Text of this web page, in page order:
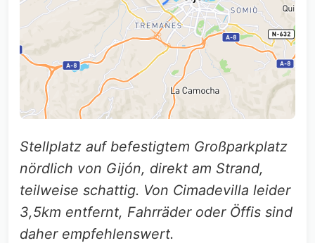
Stellplatz auf befestigtem Großparkplatz
nördlich von Gijón, direkt am Strand,
teilweise schattig. Von Cimadevilla leider
3,5km entfernt, Fahrräder oder Öffis sind
daher empfehlenswert.